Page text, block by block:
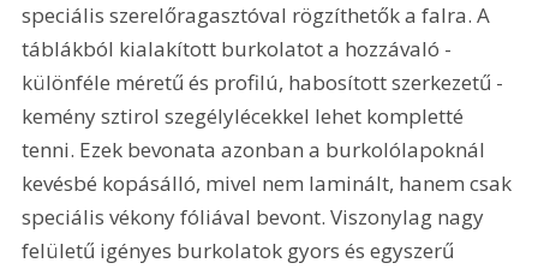
speciális szerelőragasztóval rögzíthetők a falra. A
táblákból kialakított burkolatot a hozzávaló -
különféle méretű és profilú, habosított szerkezetű -
kemény sztirol szegélylécekkel lehet kompletté
tenni. Ezek bevonata azonban a burkolólapoknál
kevésbé kopásálló, mivel nem laminált, hanem csak
speciális vékony fóliával bevont. Viszonylag nagy
felületű igényes burkolatok gyors és egyszerű